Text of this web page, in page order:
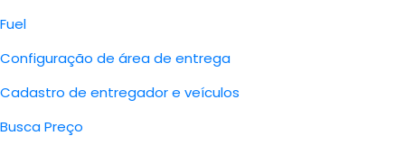
Fuel
Configuração de área de entrega
Cadastro de entregador e veículos
Busca Preço